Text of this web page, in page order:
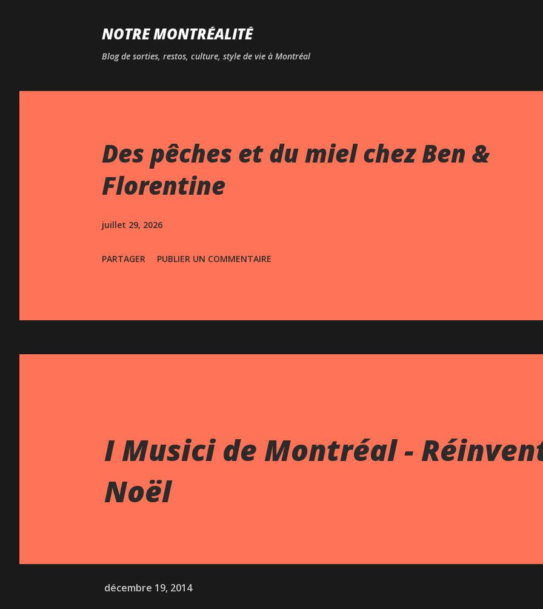
NOTRE MONTRÉALITÉ
Blog de sorties, restos, culture, style de vie à Montréal
Des pêches et du miel chez Ben &
Florentine
juillet 29, 2026
PARTAGER PUBLIER UN COMMENTAIRE
I Musici de Montréal -
Noël
décembre 19, 2014